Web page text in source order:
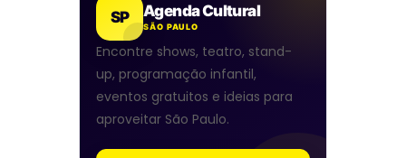
SP Agenda Cultural
SÃO PAULO
Encontre shows, teatro, stand-
up, programação infantil,
eventos gratuitos e ideias para
aproveitar São Paulo.